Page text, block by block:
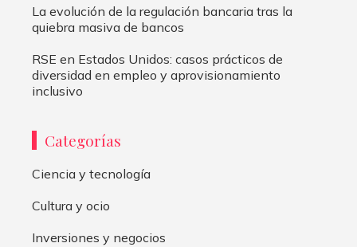
La evolución de la regulación bancaria tras la
quiebra masiva de bancos
RSE en Estados Unidos: casos prácticos de
diversidad en empleo y aprovisionamiento
inclusivo
Categorías
Ciencia y tecnología
Cultura y ocio
Inversiones y negocios